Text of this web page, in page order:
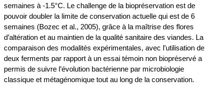
semaines à -1.5°C. Le challenge de la biopréservation est de
pouvoir doubler la limite de conservation actuelle qui est de 6
semaines (Bozec et al., 2005), grâce à la maîtrise des flores
d’altération et au maintien de la qualité sanitaire des viandes. La
comparaison des modalités expérimentales, avec l’utilisation de
deux ferments par rapport à un essai témoin non biopréservé a
permis de suivre l’évolution bactérienne par microbiologie
classique et métagénomique tout au long de la conservation.